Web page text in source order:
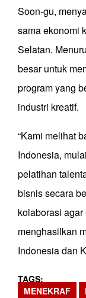
Soon-gu,
sama ekonomi
Selatan.
besar untuk
program yang
industri kreatif.
“Kami melihat
Indonesia,
pelatihan
bisnis secara
kolaborasi
menghasilkan
Indonesia dan
TAGS
MENEKRAF